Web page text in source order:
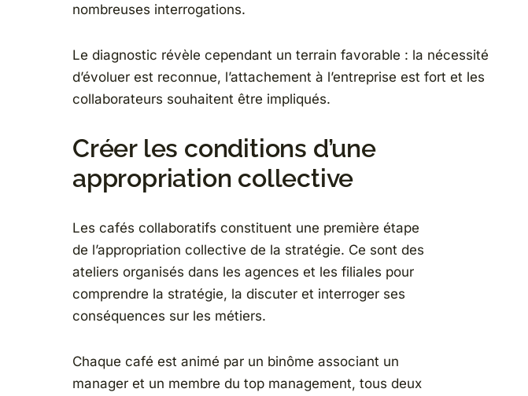
nombreuses interrogations.
Le diagnostic révèle cependant un terrain favorable : la nécessité
d’évoluer est reconnue, l’attachement à l’entreprise est fort et les
collaborateurs souhaitent être impliqués.
Créer les conditions d’une
appropriation collective
Les cafés collaboratifs constituent une première étape
de l’appropriation collective de la stratégie. Ce sont des
ateliers organisés dans les agences et les filiales pour
comprendre la stratégie, la discuter et interroger ses
conséquences sur les métiers.
Chaque café est animé par un binôme associant un
manager et un membre du top management, tous deux